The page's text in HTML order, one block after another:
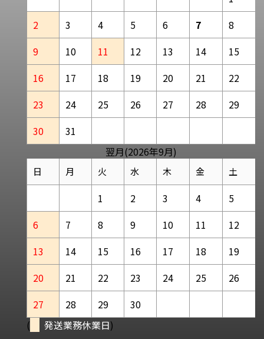
2
3 4 5 6 7
8
9
10 11 12 13 14
15
16
17 18 19 20 21
22
23
24 25 26 27 28
29
30
31
翌月(2026年9月)
日 月 火 水 木 金 土
1 2 3 4
5
6
7 8 9 10 11
12
13
14 15 16 17 18
19
20
21 22 23 24 25
26
27
28 29
30
(
発送業務休業日)